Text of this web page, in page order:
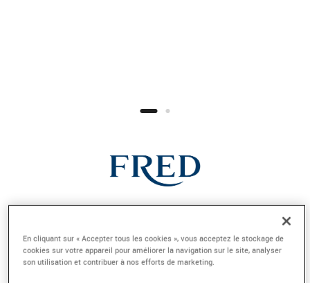
BRACELET CHANCE INFINIE
Grand modèle or blanc 750/1000e pavé
En cliquant sur « Accepter tous les cookies », vous acceptez le stockage de
cookies sur votre appareil pour améliorer la navigation sur le site, analyser
son utilisation et contribuer à nos efforts de marketing.